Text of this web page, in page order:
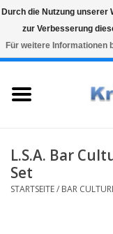
Snelle
Karaffen
Glasgravur fur karaffe
L.S.A. Bar
Set
STARTSEITE/ BAR
Durch die Nutzung unserer
zur Verbesserung
Für weitere Informationen